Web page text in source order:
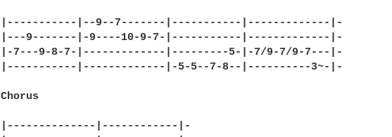
|-----------|--9--7-------|-----------|-------------|-
|---9-------|-9----10-9-7-|-----------|-------------|-
|-7---9-8-7-|-------------|---------5-|-7/9-7/9-7---|-
|-----------|-------------|-5-5--7-8--|----------3~-|-
Chorus
|--------------|------------|-